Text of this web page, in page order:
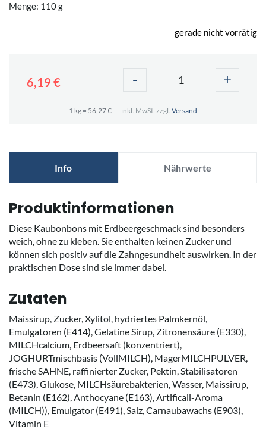
Menge: 110 g
gerade nicht vorrätig
6,19 € - +
1 kg = 56,27 € inkl. MwSt. zzgl. Versand
Info Nährwerte
Produktinformationen
Diese Kaubonbons mit Erdbeergeschmack sind besonders
weich, ohne zu kleben. Sie enthalten keinen Zucker und
können sich positiv auf die Zahngesundheit auswirken. In der
praktischen Dose sind sie immer dabei.
Zutaten
Maissirup, Zucker, Xylitol, hydriertes Palmkernöl,
Emulgatoren (E414), Gelatine Sirup, Zitronensäure (E330),
MILCHcalcium, Erdbeersaft (konzentriert),
JOGHURTmischbasis (VollMILCH), MagerMILCHPULVER,
frische SAHNE, raffinierter Zucker, Pektin, Stabilisatoren
(E473), Glukose, MILCHsäurebakterien, Wasser, Maissirup,
Betanin (E162), Anthocyane (E163), Artificail-Aroma
(MILCH)), Emulgator (E491), Salz, Carnaubawachs (E903),
Vitamin E